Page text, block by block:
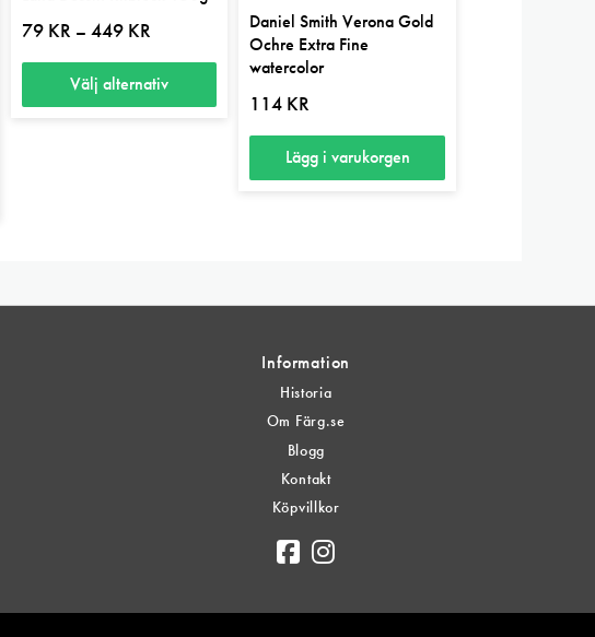
79 KR – 449 KR
till
449 kr
Välj alternativ
Daniel Smith Verona Gold
Ochre Extra Fine
watercolor
114 KR
Lägg i varukorgen
Information
Historia
Om Färg.se
Blogg
Kontakt
Köpvillkor